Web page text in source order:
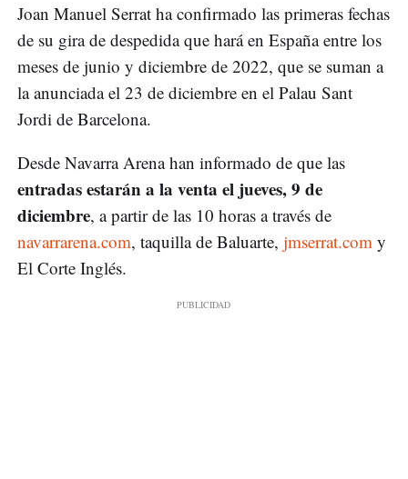
Joan Manuel Serrat ha confirmado las primeras fechas
de su gira de despedida que hará en España entre los
meses de junio y diciembre de 2022, que se suman a
la anunciada el 23 de diciembre en el Palau Sant
Jordi de Barcelona.
Desde Navarra Arena han informado de que las
entradas estarán a la venta el jueves, 9 de
diciembre, a partir de las 10 horas a través de
navarrarena.com, taquilla de Baluarte, jmserrat.com y
El Corte Inglés.